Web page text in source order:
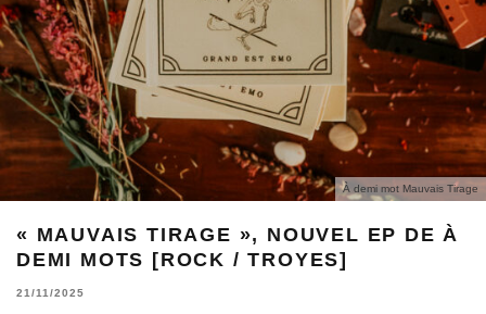
À demi mot Mauvais Tirage
« MAUVAIS TIRAGE », NOUVEL EP DE À
DEMI MOTS [ROCK / TROYES]
21/11/2025